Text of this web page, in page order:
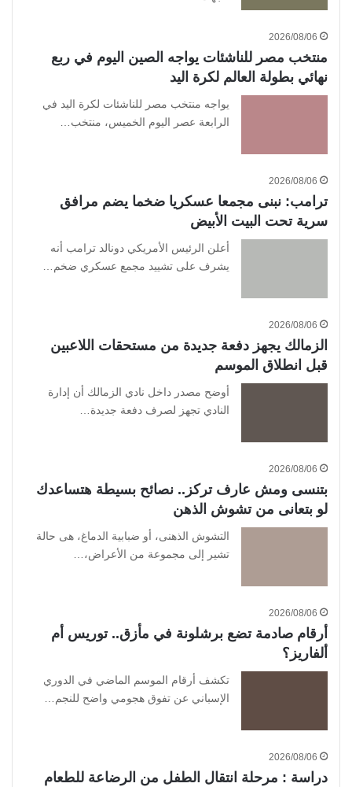
2026/08/06
منتخب مصر للناشئات يواجه الصين اليوم في ربع
نهائي بطولة العالم لكرة اليد
يواجه منتخب مصر للناشئات لكرة اليد في
الرابعة عصر اليوم الخميس، منتخب…
2026/08/06
ترامب: نبنى مجمعا عسكريا ضخما يضم مرافق
سرية تحت البيت الأبيض
أعلن الرئيس الأمريكي دونالد ترامب أنه
يشرف على تشييد مجمع عسكري ضخم…
2026/08/06
الزمالك يجهز دفعة جديدة من مستحقات اللاعبين
قبل انطلاق الموسم
أوضح مصدر داخل نادي الزمالك أن إدارة
النادي تجهز لصرف دفعة جديدة…
2026/08/06
بتنسى ومش عارف تركز.. نصائح بسيطة هتساعدك
لو بتعانى من تشوش الذهن
التشوش الذهنى، أو ضبابية الدماغ، هى حالة
تشير إلى مجموعة من الأعراض،…
2026/08/06
أرقام صادمة تضع برشلونة في مأزق.. توريس أم
ألفاريز؟
تكشف أرقام الموسم الماضي في الدوري
الإسباني عن تفوق هجومي واضح للنجم…
2026/08/06
دراسة : مرحلة انتقال الطفل من الرضاعة للطعام